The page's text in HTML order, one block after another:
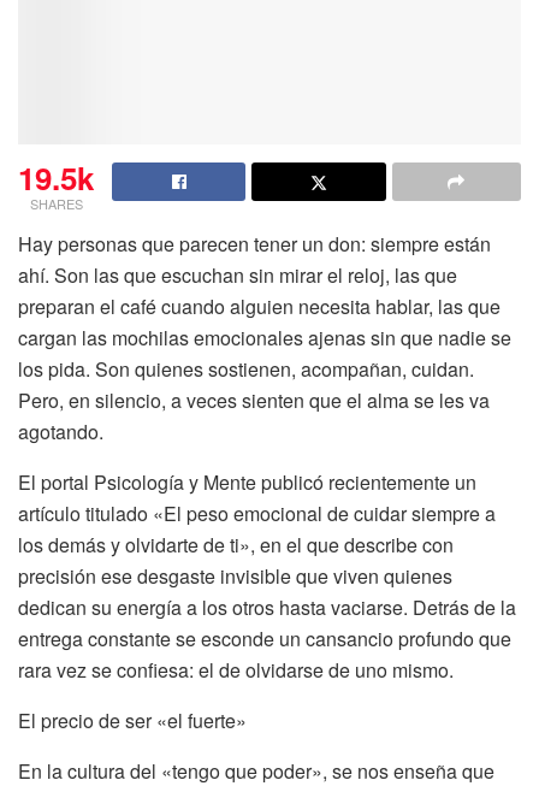
19.5k
SHARES
Hay personas que parecen tener un don: siempre están
ahí. Son las que escuchan sin mirar el reloj, las que
preparan el café cuando alguien necesita hablar, las que
cargan las mochilas emocionales ajenas sin que nadie se
los pida. Son quienes sostienen, acompañan, cuidan.
Pero, en silencio, a veces sienten que el alma se les va
agotando.
El portal Psicología y Mente publicó recientemente un
artículo titulado «El peso emocional de cuidar siempre a
los demás y olvidarte de ti», en el que describe con
precisión ese desgaste invisible que viven quienes
dedican su energía a los otros hasta vaciarse. Detrás de la
entrega constante se esconde un cansancio profundo que
rara vez se confiesa: el de olvidarse de uno mismo.
El precio de ser «el fuerte»
En la cultura del «tengo que poder», se nos enseña que